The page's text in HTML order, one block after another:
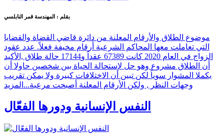
بقلم : المهندسة قمر النابلسي
موضوع الطلاق والأرقام المعلنة من دائرة قاضي القضاة والقضايا
التي تعاملت معها المحاكم الشرعية أرقام مخيفة فعلاً. عدد عقود
الزواج في العام 2020 كانت 67389 عقداً و17144 حالة طلاق ,الأكيد
أن الطلاق مشروع وهو حل لإستحالة الحياة بين شخصين حاولا أن
يكملا المشوار سوياً لكن تبين أن الاختلافات كبيرة ولا يمكن تقريب
وجهات النظر , ولكن الأرقام المعلنة أصبحت مرعبة... المزيد
النفس الإنسانية ودورها الفعّال